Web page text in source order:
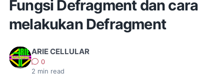
Fungsi Defragment dan cara
melakukan Defragment
ARIE CELLULAR
0
2 min read